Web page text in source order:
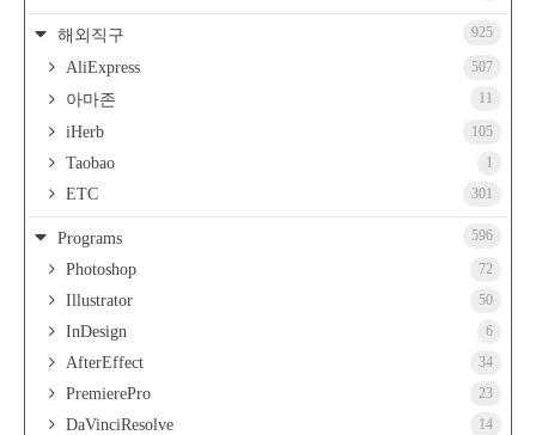
해외직구 925
AliExpress 507
아마존 11
iHerb 105
Taobao 1
ETC 301
Programs 596
Photoshop 72
Illustrator 50
InDesign 6
AfterEffect 34
PremierePro 23
DaVinciResolve 14